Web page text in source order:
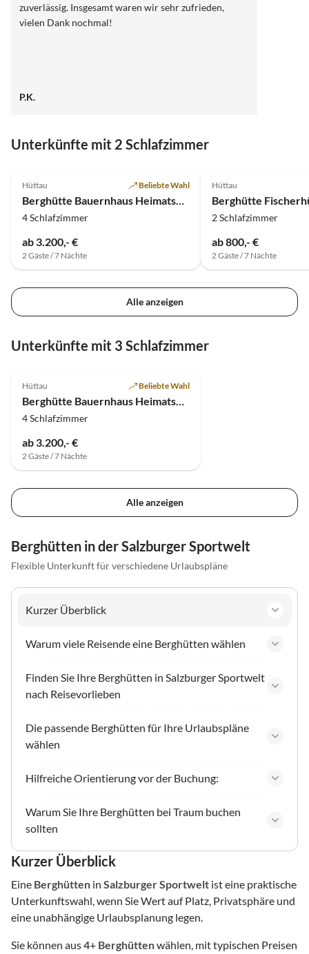
zuverlässig. Insgesamt waren wir sehr zufrieden,
vielen Dank nochmal!
P.K.
Unterkünfte mit 2 Schlafzimmer
Hüttau Beliebte Wahl
Berghütte Bauernhaus Heimatsberg
4 Schlafzimmer
ab 3.200,- €
2 Gäste / 7 Nächte
Hüttau
Berghütte
2 Schlafzimmer
ab 800,- €
2 Gäste / 7 Nächte
Alle anzeigen
Unterkünfte mit 3 Schlafzimmer
Hüttau Beliebte Wahl
Berghütte Bauernhaus Heimatsberg
4 Schlafzimmer
ab 3.200,- €
2 Gäste / 7 Nächte
Alle anzeigen
Berghütten in der Salzburger Sportwelt
Flexible Unterkunft für verschiedene Urlaubspläne
Kurzer Überblick
Warum viele Reisende eine Berghütten wählen
Finden Sie Ihre Berghütten in Salzburger Sportwelt
nach Reisevorlieben
Die passende Berghütten für Ihre Urlaubspläne
wählen
Hilfreiche Orientierung vor der Buchung:
Warum Sie Ihre Berghütten bei Traum buchen
sollten
Kurzer Überblick
Eine Berghütten in Salzburger Sportwelt ist eine praktische
Unterkunftswahl, wenn Sie Wert auf Platz, Privatsphäre und
eine unabhängige Urlaubsplanung legen.
Sie können aus4+ Berghüttenwählen, mit typischen Preisen